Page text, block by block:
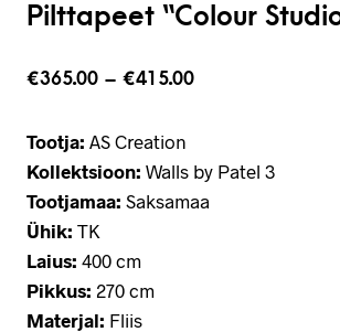
Pilttapeet “Colour
€365.00 – €415.00
Tootja: AS Creation
Kollektsioon: Walls by Patel 3
Tootjamaa: Saksamaa
Ühik: TK
Laius: 400 cm
Pikkus: 270 cm
Materjal: Fliis